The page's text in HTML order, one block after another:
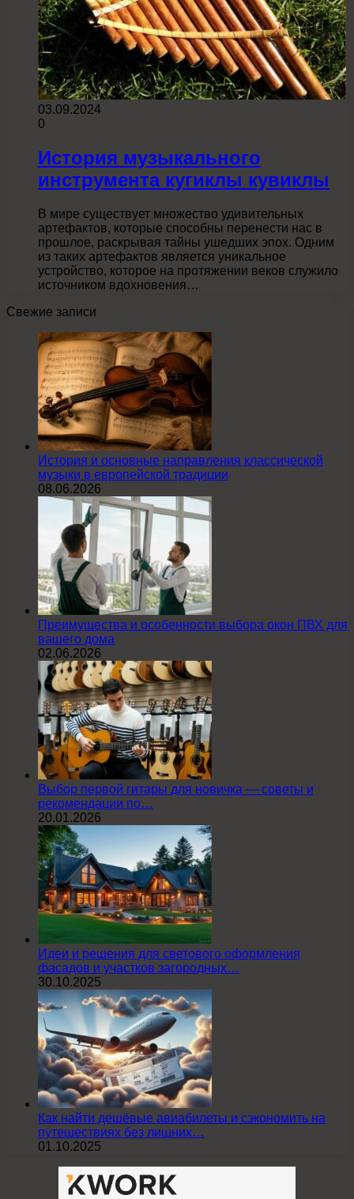
03.09.2024
0
История музыкального
инструмента кугиклы кувиклы
В мире существует множество удивительных
артефактов, которые способны перенести нас в
прошлое, раскрывая тайны ушедших эпох. Одним
из таких артефактов является уникальное
устройство, которое на протяжении веков служило
источником вдохновения…
Свежие записи
История и основные направления классической
музыки в европейской традиции
08.06.2026
Преимущества и особенности выбора окон ПВХ для
вашего дома
02.06.2026
Выбор первой гитары для новичка — советы и
рекомендации по…
20.01.2026
Идеи и решения для светового оформления
фасадов и участков загородных…
30.10.2025
Как найти дешёвые авиабилеты и сэкономить на
путешествиях без лишних…
01.10.2025